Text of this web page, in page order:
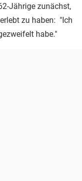
Jährige zunächst,
zu haben: "Ich
habe."